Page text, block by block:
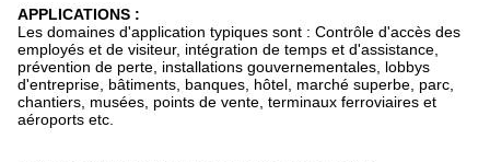
APPLICATIONS :
Les domaines d'application typiques sont : Contrôle d'accès des
employés et de visiteur, intégration de temps et d'assistance,
prévention de perte, installations gouvernementales, lobbys
d'entreprise, bâtiments, banques, hôtel, marché superbe, parc,
chantiers, musées, points de vente, terminaux ferroviaires et
aéroports etc.